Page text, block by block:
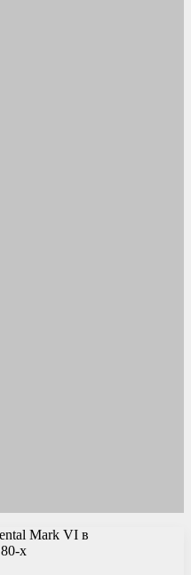
Mark VI в
х